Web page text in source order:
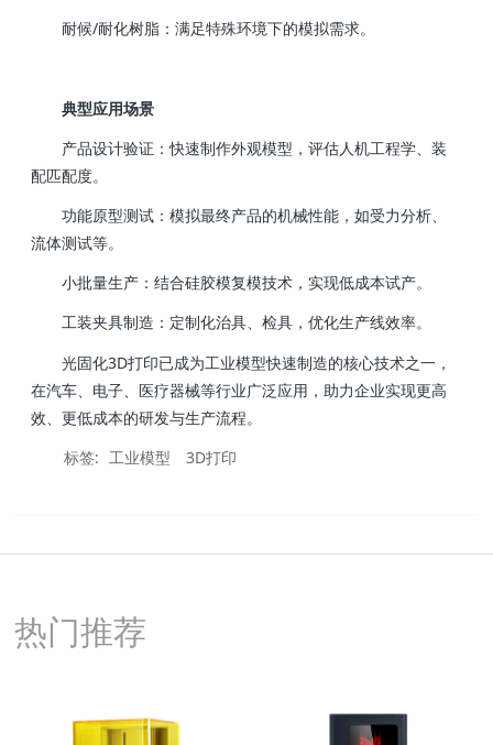
耐候/耐化树脂：满足特殊环境下的模拟需求。
典型应用场景
产品设计验证：快速制作外观模型，评估人机工程学、装
配匹配度。
功能原型测试：模拟最终产品的机械性能，如受力分析、
流体测试等。
小批量生产：结合硅胶模复模技术，实现低成本试产。
工装夹具制造：定制化治具、检具，优化生产线效率。
光固化3D打印已成为工业模型快速制造的核心技术之一，
在汽车、电子、医疗器械等行业广泛应用，助力企业实现更高
效、更低成本的研发与生产流程。
标签: 工业模型 3D打印
热门推荐